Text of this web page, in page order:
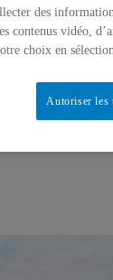
des
contenus vidéo,
choix en
Autoriser les